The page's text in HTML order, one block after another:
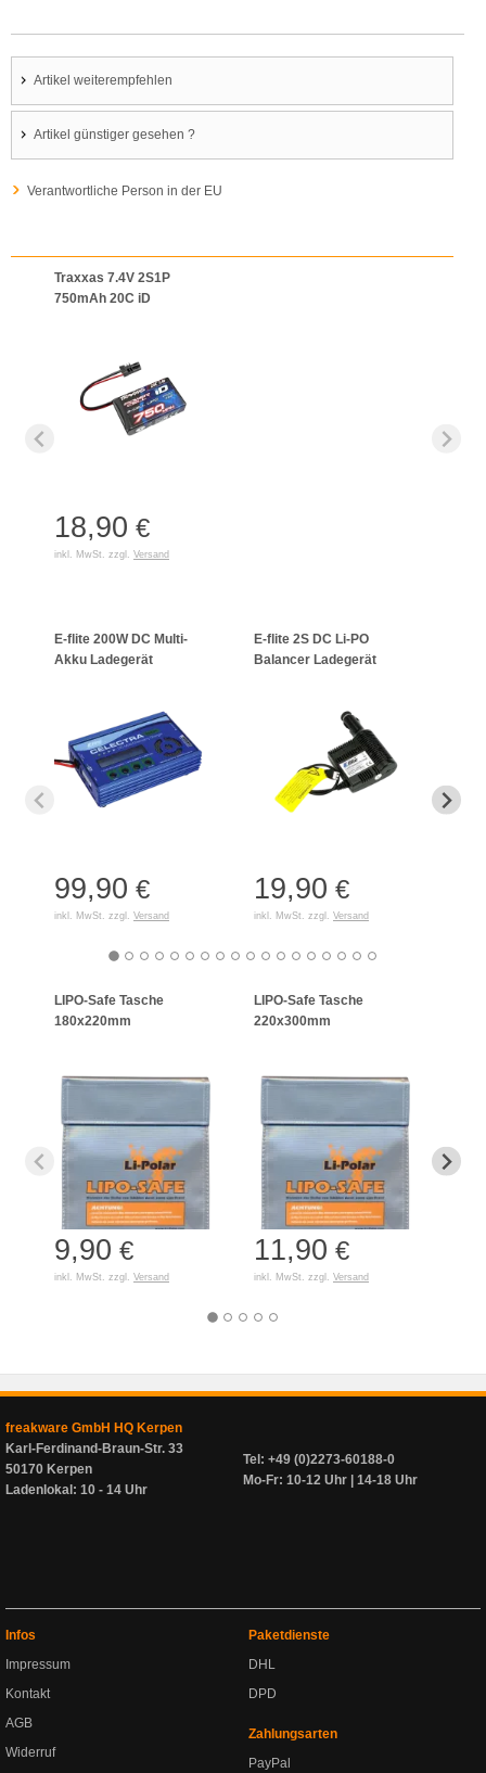
Artikel weiterempfehlen
Artikel günstiger gesehen ?
Verantwortliche Person in der EU
Traxxas 7.4V 2S1P
750mAh 20C iD
18,90 €
inkl. MwSt. zzgl. Versand
E-flite 200W DC Multi-
Akku Ladegerät
99,90 €
inkl. MwSt. zzgl. Versand
E-flite 2S DC Li-PO
Balancer Ladegerät
19,90 €
inkl. MwSt. zzgl. Versand
LIPO-Safe Tasche
180x220mm
9,90 €
inkl. MwSt. zzgl. Versand
LIPO-Safe Tasche
220x300mm
11,90 €
inkl. MwSt. zzgl. Versand
freakware GmbH HQ Kerpen
Karl-Ferdinand-Braun-Str. 33
50170 Kerpen
Ladenlokal: 10 - 14 Uhr
Tel: +49 (0)2273-60188-0
Mo-Fr: 10-12 Uhr | 14-18 Uhr
Infos
Impressum
Kontakt
AGB
Widerruf
Paketdienste
DHL
DPD
Zahlungsarten
PayPal